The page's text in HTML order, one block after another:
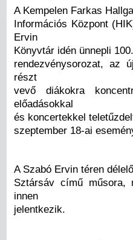
A Kempelen Farkas
Információs Központ
Ervin
Könyvtár idén ünnepli
rendezvénysorozat, az
részt
vevő diákokra
előadásokkal
és koncertekkel
szeptember 18-ai
A Szabó Ervin téren
Sztársáv című műsora,
innen
jelentkezik.